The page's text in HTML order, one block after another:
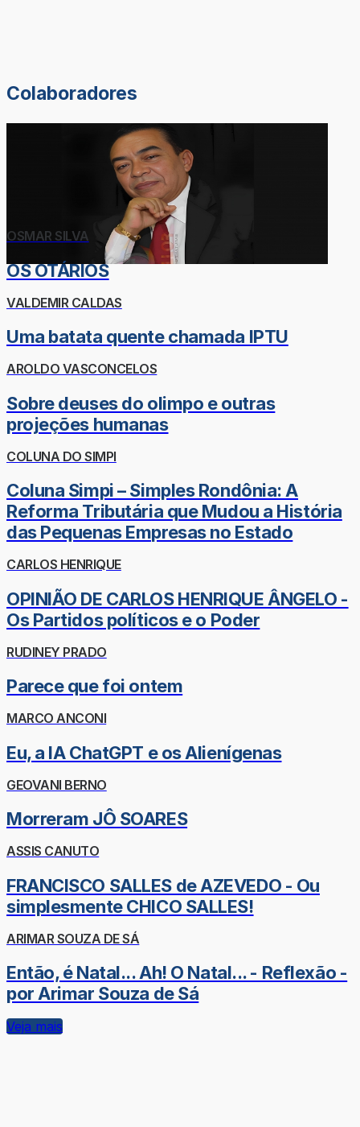
Colaboradores
OSMAR SILVA
OS OTÁRIOS
VALDEMIR CALDAS
Uma batata quente chamada IPTU
AROLDO VASCONCELOS
Sobre deuses do olimpo e outras
projeções humanas
COLUNA DO SIMPI
Coluna Simpi – Simples Rondônia: A
Reforma Tributária que Mudou a História
das Pequenas Empresas no Estado
CARLOS HENRIQUE
OPINIÃO DE CARLOS HENRIQUE ÂNGELO -
Os Partidos políticos e o Poder
RUDINEY PRADO
Parece que foi ontem
MARCO ANCONI
Eu, a IA ChatGPT e os Alienígenas
GEOVANI BERNO
Morreram JÔ SOARES
ASSIS CANUTO
FRANCISCO SALLES de AZEVEDO - Ou
simplesmente CHICO SALLES!
ARIMAR SOUZA DE SÁ
Então, é Natal... Ah! O Natal... - Reflexão -
por Arimar Souza de Sá
Veja mais